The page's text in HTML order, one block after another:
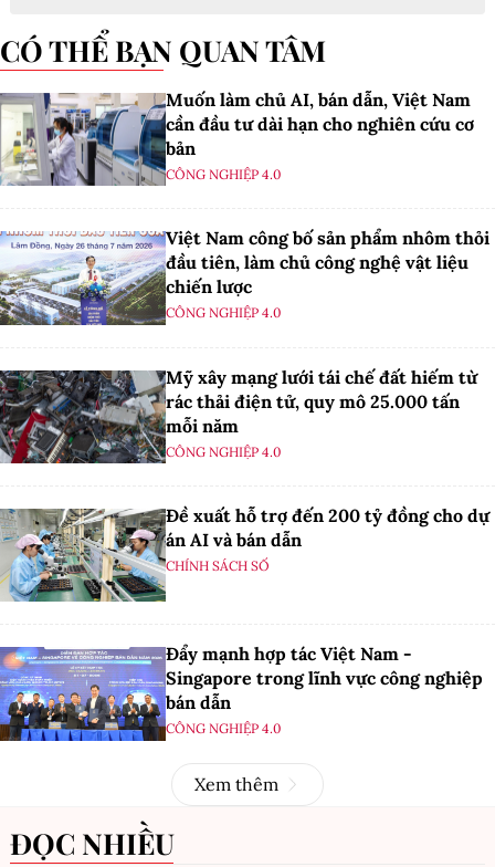
CÓ THỂ BẠN QUAN TÂM
Muốn làm chủ AI, bán dẫn, Việt Nam
cần đầu tư dài hạn cho nghiên cứu cơ
bản
CÔNG NGHIỆP 4.0
Việt Nam công bố sản phẩm nhôm thỏi
đầu tiên, làm chủ công nghệ vật liệu
chiến lược
CÔNG NGHIỆP 4.0
Mỹ xây mạng lưới tái chế đất hiếm từ
rác thải điện tử, quy mô 25.000 tấn
mỗi năm
CÔNG NGHIỆP 4.0
Đề xuất hỗ trợ đến 200 tỷ đồng cho dự
án AI và bán dẫn
CHÍNH SÁCH SỐ
Đẩy mạnh hợp tác Việt Nam -
Singapore trong lĩnh vực công nghiệp
bán dẫn
CÔNG NGHIỆP 4.0
Xem thêm
ĐỌC NHIỀU